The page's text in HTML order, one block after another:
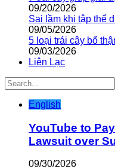
09/20/2026
Sai lầm khi tập thể
09/05/2026
5 loại trái cây bổ
09/03/2026
Liên Lạc
English
YouTube to
Lawsuit over
09/30/2026